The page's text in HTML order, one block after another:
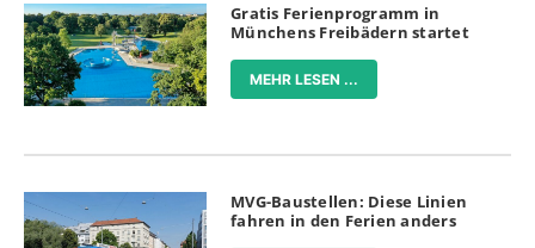
Gratis Ferienprogramm in
Münchens Freibädern startet
MEHR LESEN ...
MVG-Baustellen: Diese Linien
fahren in den Ferien anders